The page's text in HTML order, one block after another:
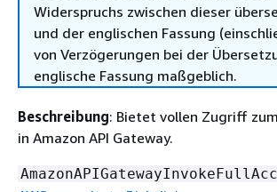
Widerspruchs zwischen dieser
und der englischen Fassung
von Verzögerungen bei der
englische Fassung maßgeblich.
Beschreibung: Bietet vollen Zugriff
in Amazon API Gateway.